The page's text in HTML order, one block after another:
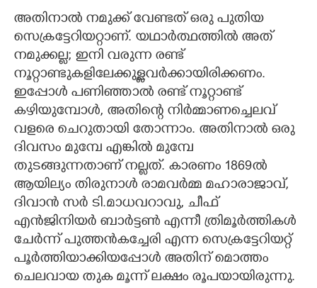
അതിനാൽ നമുക്ക് വേണ്ടത് ഒരു പുതിയ
സെക്രട്ടേറിയറ്റാണ്. യഥാർത്ഥത്തിൽ അത്
നമുക്കല്ല; ഇനി വരുന്ന രണ്ട്
നൂറ്റാണ്ടുകളിലേക്കുള്ളവർക്കായിരിക്കണം.
ഇപ്പോൾ പണിഞ്ഞാൽ രണ്ട് നൂറ്റാണ്ട്
കഴിയുമ്പോൾ, അതിന്റെ നിർമ്മാണച്ചെലവ്
വളരെ ചെറുതായി തോന്നാം. അതിനാൽ ഒരു
ദിവസം മുമ്പേ എങ്കിൽ മുമ്പേ
തുടങ്ങുന്നതാണ് നല്ലത്. കാരണം 1869ൽ
ആയില്യം തിരുനാൾ രാമവർമ്മ മഹാരാജാവ്,
ദിവാൻ സർ ടി.മാധവറാവു, ചീഫ്
എൻജിനിയർ ബാർട്ടൺ എന്നീ ത്രിമൂർത്തികൾ
ചേർന്ന് പുത്തൻകച്ചേരി എന്ന സെക്രട്ടേറിയറ്റ്
പൂർത്തിയാക്കിയപ്പോൾ അതിന് മൊത്തം
ചെലവായ തുക മൂന്ന് ലക്ഷം രൂപയായിരുന്നു.
×
Share this link
Copy Link